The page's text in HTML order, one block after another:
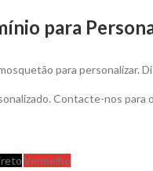
para
para personalizar.
Contacte-nos
Vermelho